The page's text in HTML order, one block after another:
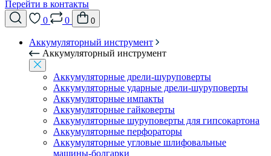
Перейти в контакты
0
0 0
Аккумуляторный инструмент
Аккумуляторный инструмент
Аккумуляторные дрели-шуруповерты
Аккумуляторные ударные дрели-шуруповерты
Аккумуляторные импакты
Аккумуляторные гайковерты
Аккумуляторные шуруповерты для гипсокартона
Аккумуляторные перфораторы
Аккумуляторные угловые шлифовальные
машины-болгарки